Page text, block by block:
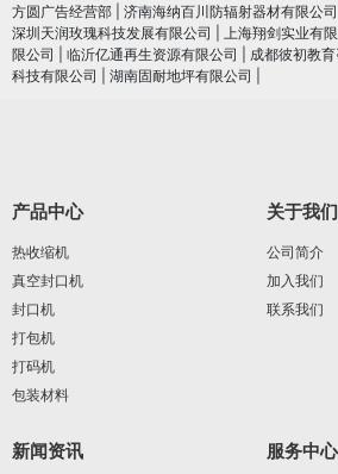
方圆广告经营部
济南海纳百川防辐射器材有限公司
深圳天润玫瑰科技发展有限公司
上海翔剑实业有
限公司
临沂亿通再生资源有限公司 成都彼初教
科技有限公司
湖南固耐地坪有限公司
产品中心
热收缩机
真空封口机
封口机
打包机
打码机
包装材料
关于我们
公司简介
加入我们
联系我们
新闻资讯 服务中心